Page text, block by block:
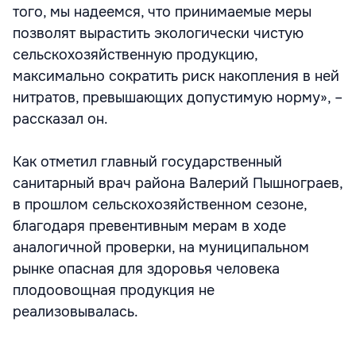
того, мы надеемся, что принимаемые меры
позволят вырастить экологически чистую
сельскохозяйственную продукцию,
максимально сократить риск накопления в ней
нитратов, превышающих допустимую норму», –
рассказал он.
Как отметил главный государственный
санитарный врач района Валерий Пышнограев,
в прошлом сельскохозяйственном сезоне,
благодаря превентивным мерам в ходе
аналогичной проверки, на муниципальном
рынке опасная для здоровья человека
плодоовощная продукция не
реализовывалась.